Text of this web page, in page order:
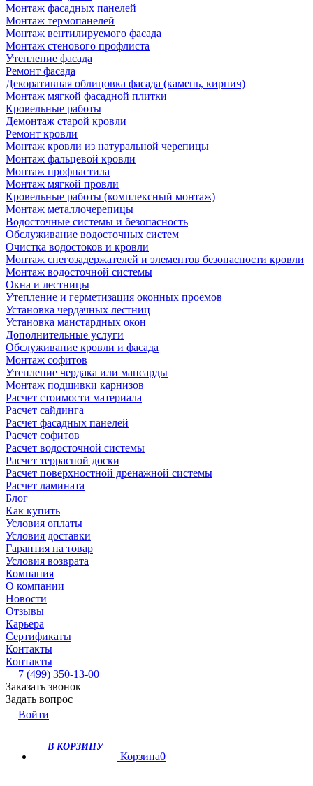
Монтаж фасадных панелей
Монтаж термопанелей
Монтаж вентилируемого фасада
Монтаж стенового профлиста
Утепление фасада
Ремонт фасада
Декоративная облицовка фасада (камень, кирпич)
Монтаж мягкой фасадной плитки
Кровельные работы
Демонтаж старой кровли
Ремонт кровли
Монтаж кровли из натуральной черепицы
Монтаж фальцевой кровли
Монтаж профнастила
Монтаж мягкой провли
Кровельные работы (комплексный монтаж)
Монтаж металлочерепицы
Водосточные системы и безопасность
Обслуживание водосточных систем
Очистка водостоков и кровли
Монтаж снегозадержателей и элементов безопасности кровли
Монтаж водосточной системы
Окна и лестницы
Утепление и герметизация оконных проемов
Установка чердачных лестниц
Установка манстардных окон
Дополнительные услуги
Обслуживание кровли и фасада
Монтаж софитов
Утепление чердака или мансарды
Монтаж подшивки карнизов
Расчет стоимости материала
Расчет сайдинга
Расчет фасадных панелей
Расчет софитов
Расчет водосточной системы
Расчет террасной доски
Расчет поверхностной дренажной системы
Расчет ламината
Блог
Как купить
Условия оплаты
Условия доставки
Гарантия на товар
Условия возврата
Компания
О компании
Новости
Отзывы
Карьера
Сертификаты
Контакты
Контакты
+7 (499) 350-13-00
Заказать звонок
Задать вопрос
Войти
В КОРЗИНУ
Корзина0